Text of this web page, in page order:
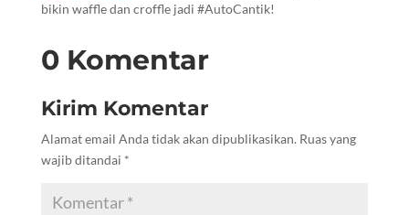
bikin waffle dan croffle jadi #AutoCantik!
0 Komentar
Kirim Komentar
Alamat email Anda tidak akan dipublikasikan. Ruas yang
wajib ditandai *